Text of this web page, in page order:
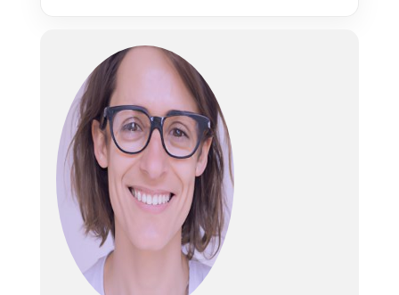
des lamelles MDF Complément
parfait à la collection MALI